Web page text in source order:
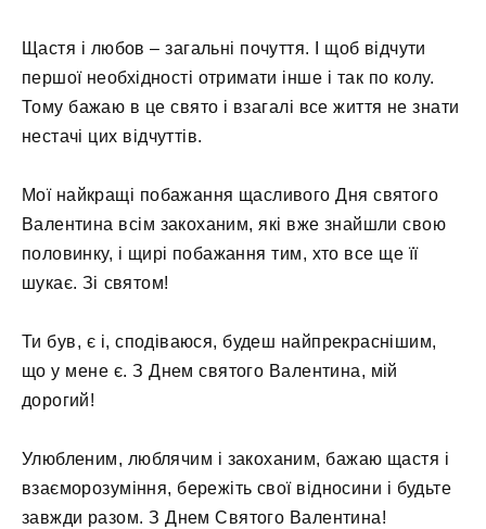
Щастя і любов – загальні почуття. І щоб відчути
першої необхідності отримати інше і так по колу.
Тому бажаю в це свято і взагалі все життя не знати
нестачі цих відчуттів.
Мої найкращі побажання щасливого Дня святого
Валентина всім закоханим, які вже знайшли свою
половинку, і щирі побажання тим, хто все ще її
шукає. Зі святом!
Ти був, є і, сподіваюся, будеш найпрекраснішим,
що у мене є. З Днем святого Валентина, мій
дорогий!
Улюбленим, люблячим і закоханим, бажаю щастя і
взаєморозуміння, бережіть свої відносини і будьте
завжди разом. З Днем Святого Валентина!